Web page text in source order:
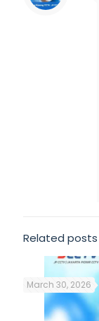
Related posts
March 30, 2026